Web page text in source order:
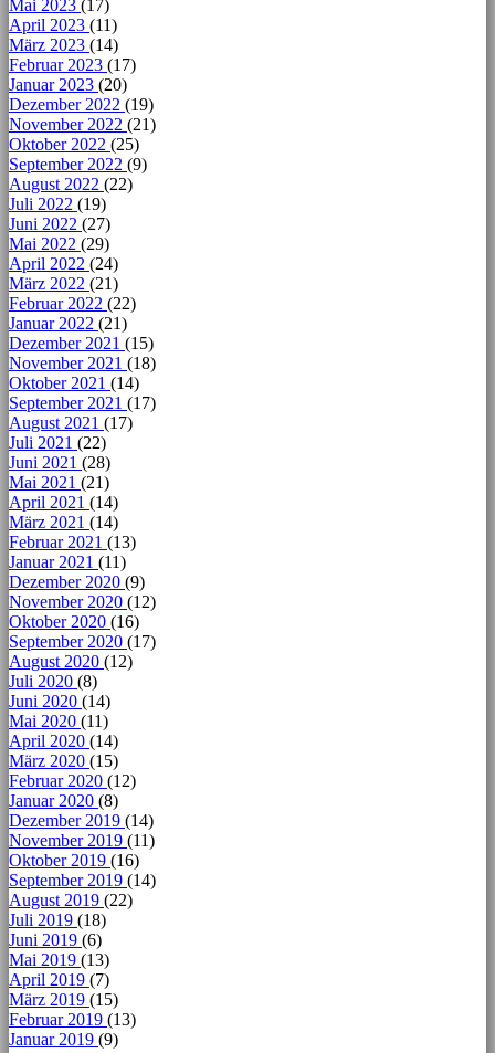
Mai 2023 (17)
April 2023 (11)
März 2023 (14)
Februar 2023 (17)
Januar 2023 (20)
Dezember 2022 (19)
November 2022 (21)
Oktober 2022 (25)
September 2022 (9)
August 2022 (22)
Juli 2022 (19)
Juni 2022 (27)
Mai 2022 (29)
April 2022 (24)
März 2022 (21)
Februar 2022 (22)
Januar 2022 (21)
Dezember 2021 (15)
November 2021 (18)
Oktober 2021 (14)
September 2021 (17)
August 2021 (17)
Juli 2021 (22)
Juni 2021 (28)
Mai 2021 (21)
April 2021 (14)
März 2021 (14)
Februar 2021 (13)
Januar 2021 (11)
Dezember 2020 (9)
November 2020 (12)
Oktober 2020 (16)
September 2020 (17)
August 2020 (12)
Juli 2020 (8)
Juni 2020 (14)
Mai 2020 (11)
April 2020 (14)
März 2020 (15)
Februar 2020 (12)
Januar 2020 (8)
Dezember 2019 (14)
November 2019 (11)
Oktober 2019 (16)
September 2019 (14)
August 2019 (22)
Juli 2019 (18)
Juni 2019 (6)
Mai 2019 (13)
April 2019 (7)
März 2019 (15)
Februar 2019 (13)
Januar 2019 (9)